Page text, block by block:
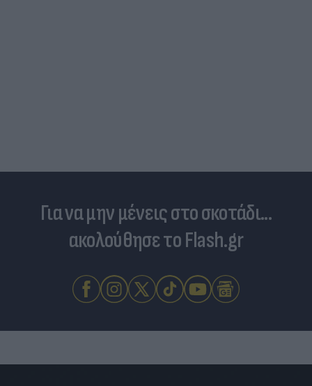
Για να μην μένεις στο σκοτάδι...
ακολούθησε το Flash.gr